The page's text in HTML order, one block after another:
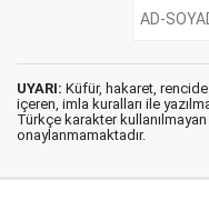
UYARI: Küfür, hakaret,
içeren, imla kuralları ile
Türkçe karakter
onaylanmamaktadır.